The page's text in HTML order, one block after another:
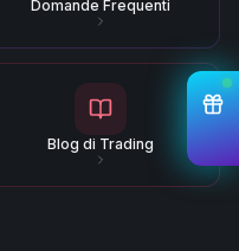
Domande Frequenti
Blog di Trading